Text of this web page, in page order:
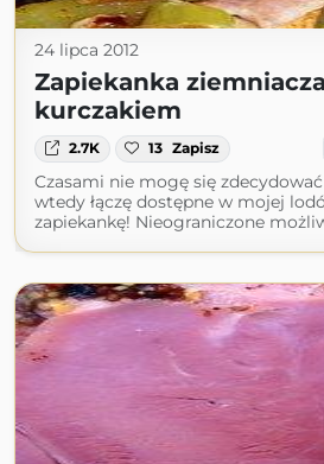
24 lipca 2012
Zapiekanka
kurczakiem
2.7K 13 Zapisz
Czasami nie mogę się
wtedy łączę dostępne w mojej
zapiekankę! Nieograniczone